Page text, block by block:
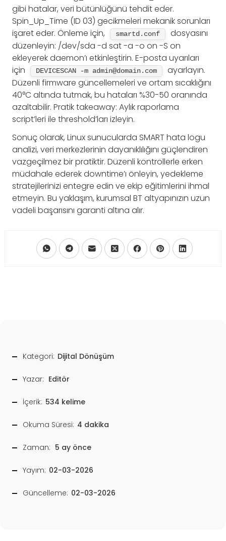
gibi hatalar, veri bütünlüğünü tehdit eder.
Spin_Up_Time (ID 03) gecikmeleri mekanik sorunları
işaret eder. Önleme için,
smartd.conf
dosyasını
düzenleyin: /dev/sda -d sat -a -o on -S on
ekleyerek daemon’ı etkinleştirin. E-posta uyarıları
için
DEVICESCAN -m admin@domain.com
ayarlayın.
Düzenli firmware güncellemeleri ve ortam sıcaklığını
40°C altında tutmak, bu hataları %30-50 oranında
azaltabilir. Pratik takeaway: Aylık raporlama
script’leri ile threshold’ları izleyin.
Sonuç olarak, Linux sunucularda SMART hata logu
analizi, veri merkezlerinin dayanıklılığını güçlendiren
vazgeçilmez bir pratiktir. Düzenli kontrollerle erken
müdahale ederek downtime’ı önleyin, yedekleme
stratejilerinizi entegre edin ve ekip eğitimlerini ihmal
etmeyin. Bu yaklaşım, kurumsal BT altyapınızın uzun
vadeli başarısını garanti altına alır.
Kategori: Dijital Dönüşüm
Yazar: Editör
İçerik: 534 kelime
Okuma Süresi: 4 dakika
Zaman: 5 ay önce
Yayım: 02-03-2026
Güncelleme: 02-03-2026